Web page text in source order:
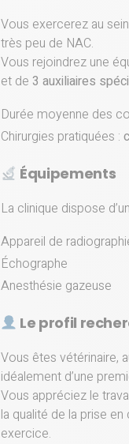
Vous exercerez au
très peu de NAC.
Vous rejoindrez une
et de 3 auxiliaires
Durée moyenne des
Chirurgies pratiquées :
Équipements
La clinique dispose
Appareil de
Échographe
Anesthésie gazeuse
Le profil
Vous êtes vétérinaire,
idéalement d’une
Vous appréciez le
la qualité de la prise
exercice.